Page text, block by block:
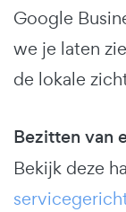
Google
we je laten
de lokale
Bezitten van
Bekijk deze